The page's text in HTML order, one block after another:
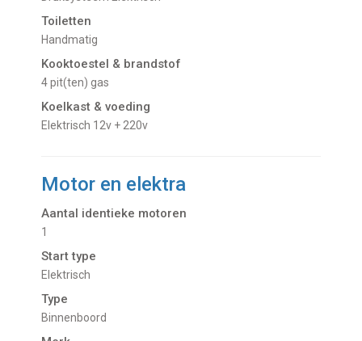
Toiletten
Handmatig
Kooktoestel & brandstof
4 pit(ten) gas
Koelkast & voeding
Elektrisch 12v + 220v
Motor en elektra
Aantal identieke motoren
1
Start type
Elektrisch
Type
Binnenboord